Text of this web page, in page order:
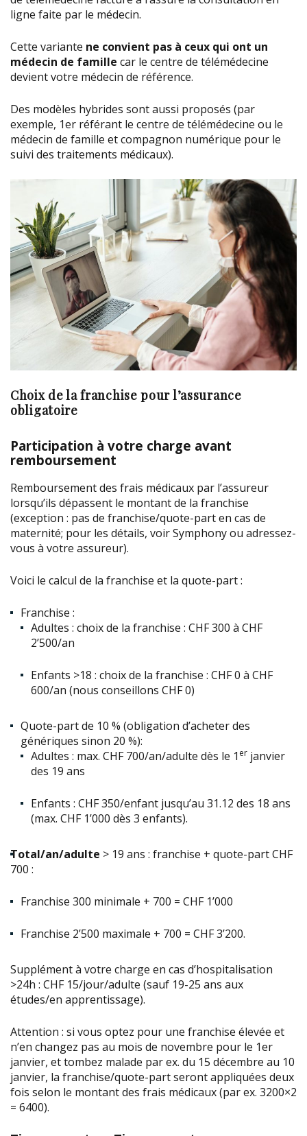
ligne faite par le médecin.
Cette variante ne convient pas à ceux qui ont un
médecin de famille car le centre de télémédecine
devient votre médecin de référence.
Des modèles hybrides sont aussi proposés (par
exemple, 1er référant le centre de télémédecine ou le
médecin de famille et compagnon numérique pour le
suivi des traitements médicaux).
Choix de la franchise pour l’assurance
obligatoire
Participation à votre charge avant
remboursement
Remboursement des frais médicaux par l’assureur
lorsqu’ils dépassent le montant de la franchise
(exception : pas de franchise/quote-part en cas de
maternité; pour les détails, voir Symphony ou adressez-
vous à votre assureur).
Voici le calcul de la franchise et la quote-part :
Franchise :
Adultes : choix de la franchise : CHF 300 à CHF
2’500/an
Enfants >18 : choix de la franchise : CHF 0 à CHF
600/an (nous conseillons CHF 0)
Quote-part de 10 % (obligation d’acheter des
génériques sinon 20 %):
Adultes : max. CHF 700/an/adulte dès le 1 er janvier
des 19 ans
Enfants : CHF 350/enfant jusqu’au 31.12 des 18 ans
(max. CHF 1’000 dès 3 enfants).
Total/an/adulte > 19 ans : franchise + quote-part CHF
700 :
Franchise 300 minimale + 700 = CHF 1’000
Franchise 2’500 maximale + 700 = CHF 3’200.
Supplément à votre charge en cas d’hospitalisation
>24h : CHF 15/jour/adulte (sauf 19-25 ans aux
études/en apprentissage).
Attention : si vous optez pour une franchise élevée et
n’en changez pas au mois de novembre pour le 1er
janvier, et tombez malade par ex. du 15 décembre au 10
janvier, la franchise/quote-part seront appliquées deux
fois selon le montant des frais médicaux (par ex. 3200×2
= 6400).